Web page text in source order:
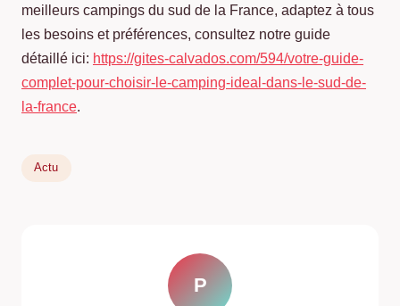
meilleurs campings du sud de la France, adaptez à tous
les besoins et préférences, consultez notre guide
détaillé ici: https://gites-calvados.com/594/votre-guide-
complet-pour-choisir-le-camping-ideal-dans-le-sud-de-
la-france.
Actu
P